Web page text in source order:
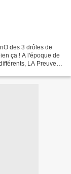
des 3 drôles de
ça ! A l'époque de
LA Preuve